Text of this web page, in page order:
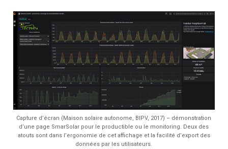
Capture d’écran (Maison solaire autonome, BIPV, 2017) – démonstration
d’une page SmarSolar pour le productible ou le monitoring. Deux des
atouts sont dans l’ergonomie de cet affichage et la facilité d’export des
données par les utilisateurs.